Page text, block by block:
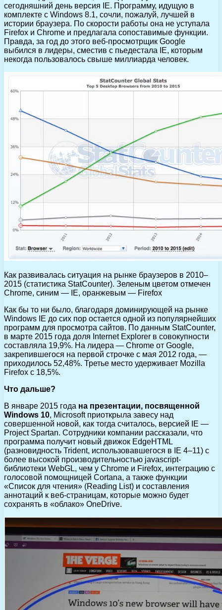
сегодняшний день версия IE. Программу, идущую в
комплекте с Windows 8.1, сочли, пожалуй, лучшей в
истории браузера. По скорости работы она не уступала
Firefox и Chrome и предлагала сопоставимые функции.
Правда, за год до этого веб-просмотрщик Google
выбился в лидеры, сместив с пьедестала IE, которым
некогда пользовалось свыше миллиарда человек.
Как развивалась ситуация на рынке браузеров в 2010–
2015 (статистика StatCounter). Зеленым цветом отмечен
Chrome, синим — IE, оранжевым — Firefox
Как бы то ни было, благодаря доминирующей на рынке
Windows IE до сих пор остается одной из популярнейших
программ для просмотра сайтов. По данным StatCounter,
в марте 2015 года доля Internet Explorer в совокупности
составляла 19,9%. На лидера — Chrome от Google,
закрепившегося на первой строчке с мая 2012 года, —
приходилось 52,48%. Третье место удерживает Mozilla
Firefox с 18,5%.
Что дальше?
В январе 2015 года на презентации, посвященной
Windows 10, Microsoft приоткрыла завесу над
совершенной новой, как тогда считалось, версией IE —
Project Spartan. Сотрудники компании рассказали, что
программа получит новый движок EdgeHTML
(разновидность Trident, использовавшегося в IE 4–11) с
более высокой производительностью jаvascript-
библиотеки WebGL, чем у Chrome и Firefox, интеграцию с
голосовой помощницей Cortana, а также функции
«Список для чтения» (Reading List) и составления
аннотаций к веб-страницам, которые можно будет
сохранять в «облако» OneDrive.